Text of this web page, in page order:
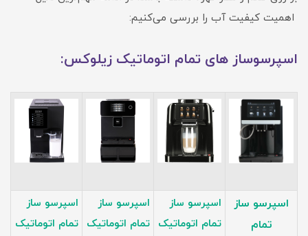
اهمیت کیفیت آب را بررسی می‌کنیم:
اسپرسوساز های تمام اتوماتیک زیلوکس:
اسپرسو ساز
تمام
اسپرسو ساز
تمام اتوماتیک
اسپرسو ساز
تمام اتوماتیک
اسپرسو ساز
تمام اتوماتیک